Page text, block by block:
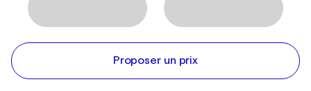
Proposer un prix